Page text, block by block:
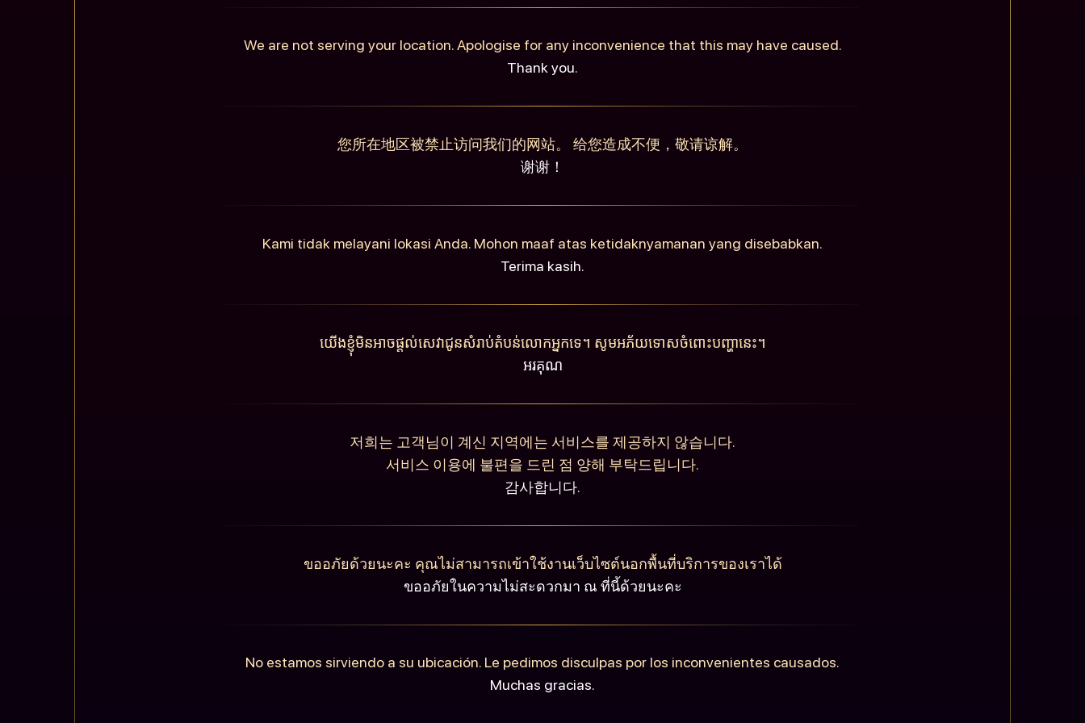
We are not serving your location. Apologise for any inconvenience that this may have caused.
Thank you.
您所在地区被禁止访问我们的网站。 给您造成不便，敬请谅解。
谢谢！
Kami tidak melayani lokasi Anda. Mohon maaf atas ketidaknyamanan yang disebabkan.
Terima kasih.
យើងខ្ញុំមិនអាចផ្តល់សេវាជូនសំរាប់តំបន់លោកអ្នកទេ។ សូមអភ័យទោសចំពោះបញ្ហានេះ។
អរគុណ
저희는 고객님이 계신 지역에는 서비스를 제공하지 않습니다.
서비스 이용에 불편을 드린 점 양해 부탁드립니다.
감사합니다.
ขออภัยด้วยนะคะ คุณไม่สามารถเข้าใช้งานเว็บไซต์นอกพื้นที่บริการของเราได้
ขออภัยในความไม่สะดวกมา ณ ที่นี้ด้วยนะคะ
No estamos sirviendo a su ubicación. Le pedimos disculpas por los inconvenientes causados.
Muchas gracias.